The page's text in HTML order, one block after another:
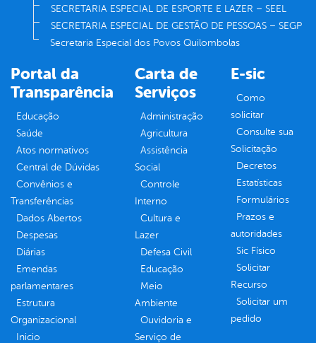
SECRETARIA ESPECIAL DE ESPORTE E LAZER – SEEL
SECRETARIA ESPECIAL DE GESTÃO DE PESSOAS – SEGP
Secretaria Especial dos Povos Quilombolas
Portal da
Transparência
Educação
Saúde
Atos normativos
Central de Dúvidas
Convênios e
Transferências
Dados Abertos
Despesas
Diárias
Emendas
parlamentares
Estrutura
Organizacional
Inicio
Carta de
Serviços
Administração
Agricultura
Assistência
Social
Controle
Interno
Cultura e
Lazer
Defesa Civil
Educação
Meio
Ambiente
Ouvidoria e
Serviço de
E-sic
Como
solicitar
Consulte sua
Solicitação
Decretos
Estatísticas
Formulários
Prazos e
autoridades
Sic Físico
Solicitar
Recurso
Solicitar um
pedido